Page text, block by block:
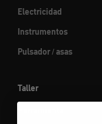
Electricidad
Instrumentos
Pulsador / asas
Taller